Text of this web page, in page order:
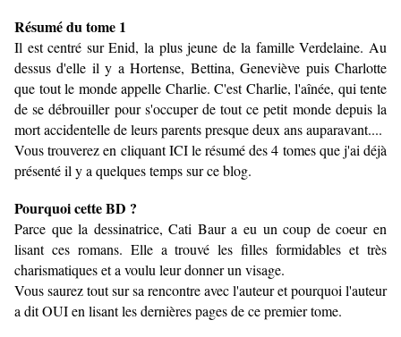
Résumé du tome 1
Il est centré sur Enid, la plus jeune de la famille Verdelaine. Au
dessus d'elle il y a Hortense, Bettina, Geneviève puis Charlotte
que tout le monde appelle Charlie. C'est Charlie, l'aînée, qui tente
de se débrouiller pour s'occuper de tout ce petit monde depuis la
mort accidentelle de leurs parents presque deux ans auparavant....
Vous trouverez en cliquantICIle résumé des 4 tomes que j'ai déjà
présenté il y a quelques temps sur ce blog.
Pourquoi cette BD ?
Parce que la dessinatrice, Cati Baur a eu un coup de coeur en
lisant ces romans. Elle a trouvé les filles formidables et très
charismatiques et a voulu leur donner un visage.
Vous saurez tout sur sa rencontre avec l'auteur et pourquoi l'auteur
a dit OUI en lisant les dernières pages de ce premier tome.